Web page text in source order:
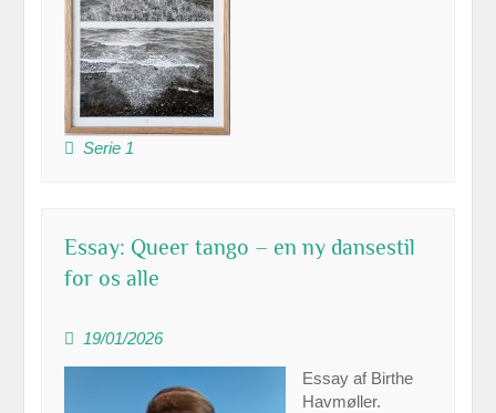
Serie 1
Essay: Queer tango – en ny dansestil
for os alle
19/01/2026
Essay af Birthe
Havmøller.